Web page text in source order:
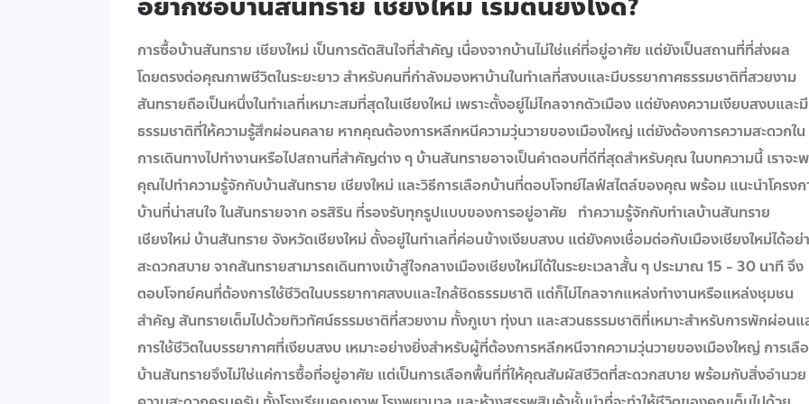
การซื้อบ้านสันทราย เชียงใหม่ เป็นการตัดสินใจที่สำคัญ เนื่องจากบ้านไม่ใช่แค่ที่อยู่อาศัย แต่ยังเป็นสถานที่ที่ส่งผล
โดยตรงต่อคุณภาพชีวิตในระยะยาว สำหรับคนที่กำลังมองหาบ้านในทำเลที่สงบและมีบรรยากาศธรรมชาติที่สวยงาม
สันทรายถือเป็นหนึ่งในทำเลที่เหมาะสมที่สุดในเชียงใหม่ เพราะตั้งอยู่ไม่ไกลจากตัวเมือง แต่ยังคงความเงียบสงบและมี
ธรรมชาติที่ให้ความรู้สึกผ่อนคลาย หากคุณต้องการหลีกหนีความวุ่นวายของเมืองใหญ่ แต่ยังต้องการความสะดวกใน
การเดินทางไปทำงานหรือไปสถานที่สำคัญต่าง ๆ บ้านสันทรายอาจเป็นคำตอบที่ดีที่สุดสำหรับคุณ ในบทความนี้ เราจะ
คุณไปทำความรู้จักกับบ้านสันทราย เชียงใหม่ และวิธีการเลือกบ้านที่ตอบโจทย์ไลฟ์สไตล์ของคุณ พร้อม แนะนำโครงก
บ้านที่น่าสนใจ ในสันทรายจาก อรสิริน ที่รองรับทุกรูปแบบของการอยู่อาศัย ทำความรู้จักกับทำเลบ้านสันทราย
เชียงใหม่ บ้านสันทราย จังหวัดเชียงใหม่ ตั้งอยู่ในทำเลที่ค่อนข้างเงียบสงบ แต่ยังคงเชื่อมต่อกับเมืองเชียงใหม่ได้อย่
สะดวกสบาย จากสันทรายสามารถเดินทางเข้าสู่ใจกลางเมืองเชียงใหม่ได้ในระยะเวลาสั้น ๆ ประมาณ 15 - 30 นาที จึง
ตอบโจทย์คนที่ต้องการใช้ชีวิตในบรรยากาศสงบและใกล้ชิดธรรมชาติ แต่ก็ไม่ไกลจากแหล่งทำงานหรือแหล่งชุมชน
สำคัญ สันทรายเต็มไปด้วยทิวทัศน์ธรรมชาติที่สวยงาม ทั้งภูเขา ทุ่งนา และสวนธรรมชาติที่เหมาะสำหรับการพักผ่อนแ
การใช้ชีวิตในบรรยากาศที่เงียบสงบ เหมาะอย่างยิ่งสำหรับผู้ที่ต้องการหลีกหนีจากความวุ่นวายของเมืองใหญ่ การเลื
บ้านสันทรายจึงไม่ใช่แค่การซื้อที่อยู่อาศัย แต่เป็นการเลือกพื้นที่ที่ให้คุณสัมผัสชีวิตที่สะดวกสบาย พร้อมกับสิ่งอำนวย